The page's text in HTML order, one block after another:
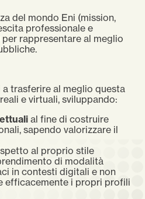
del mondo Eni (mission,
professionale e
rappresentare al meglio
trasferire al meglio questa
e virtuali, sviluppando:
al fine di costruire
sapendo valorizzare il
al proprio stile
di modalità
in contesti digitali e non
efficacemente i propri profili